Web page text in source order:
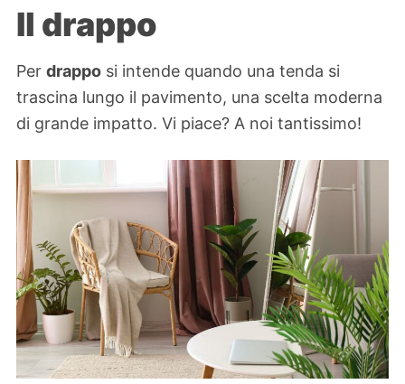
Il drappo
Per drappo si intende quando una tenda si
trascina lungo il pavimento, una scelta moderna
di grande impatto. Vi piace? A noi tantissimo!